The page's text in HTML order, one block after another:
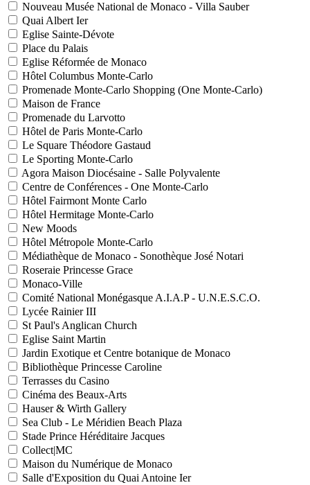
Nouveau Musée National de Monaco - Villa Sauber
Quai Albert Ier
Eglise Sainte-Dévote
Place du Palais
Eglise Réformée de Monaco
Hôtel Columbus Monte-Carlo
Promenade Monte-Carlo Shopping (One Monte-Carlo)
Maison de France
Promenade du Larvotto
Hôtel de Paris Monte-Carlo
Le Square Théodore Gastaud
Le Sporting Monte-Carlo
Agora Maison Diocésaine - Salle Polyvalente
Centre de Conférences - One Monte-Carlo
Hôtel Fairmont Monte Carlo
Hôtel Hermitage Monte-Carlo
New Moods
Hôtel Métropole Monte-Carlo
Médiathèque de Monaco - Sonothèque José Notari
Roseraie Princesse Grace
Monaco-Ville
Comité National Monégasque A.I.A.P - U.N.E.S.C.O.
Lycée Rainier III
St Paul's Anglican Church
Eglise Saint Martin
Jardin Exotique et Centre botanique de Monaco
Bibliothèque Princesse Caroline
Terrasses du Casino
Cinéma des Beaux-Arts
Hauser & Wirth Gallery
Sea Club - Le Méridien Beach Plaza
Stade Prince Héréditaire Jacques
Collect|MC
Maison du Numérique de Monaco
Salle d'Exposition du Quai Antoine Ier